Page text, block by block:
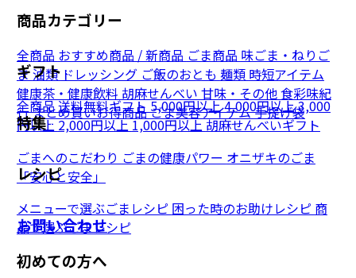
商品カテゴリー
全商品 おすすめ商品 / 新商品 ごま商品 味ごま・ねりご
ま油類 ドレッシング ご飯のおとも 麺類 時短アイテム
健康茶・健康飲料 胡麻せんべい 甘味・その他食彩味紀
行まとめ買いお得商品ごま美容アイテム手提げ袋
ギフト
全商品送料無料ギフト5,000円以上4,000円以上3,000
円以上2,000円以上1,000円以上胡麻せんべいギフト
特集
ごまへのこだわり ごまの健康パワー オニザキのごま
「安心と安全」
レシピ
メニューで選ぶごまレシピ 困った時のお助けレシピ 商
品で選ぶごまレシピ
お問い合わせ
初めての方へ